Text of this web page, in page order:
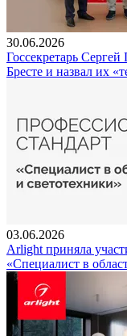
30.06.2026
Госсекретарь
Бресте и назвал их
03.06.2026
Arlight приняла
«Специалист в